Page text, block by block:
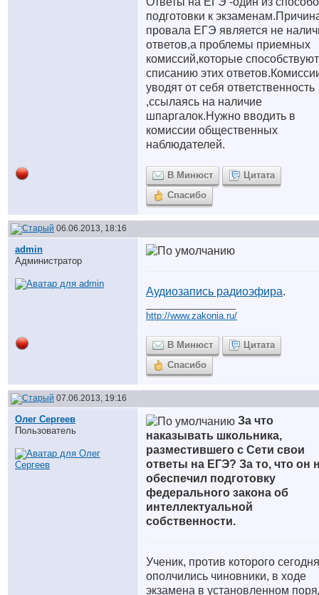
подготовки к
провала ЕГЭ является не
ответов,а проблемы приемных
комиссий,которые способствуют
списанию этих
уводят от себя ответственность
,ссылаясь на наличие
шпаргалок.Нужно вводить в
комиссии общественных
наблюдателей.
В Минюст
Цитата
Спасибо
06.06.2013, 18:16
аdmin
Администратор
Аудиозапись радиоэфира.
http://www.zakonia.ru/
В Минюст
Цитата
Спасибо
07.06.2013, 19:16
Олег Сергеев
Пользователь
За что
наказывать школьника,
разместившего с Сети свои
ответы на ЕГЭ? За то, что он
обеспечил подготовку
федерального закона об
интеллектуальной
собственности.
Ученик, против которого сегодня
ополчились чиновники, в ходе
экзамена в установленном